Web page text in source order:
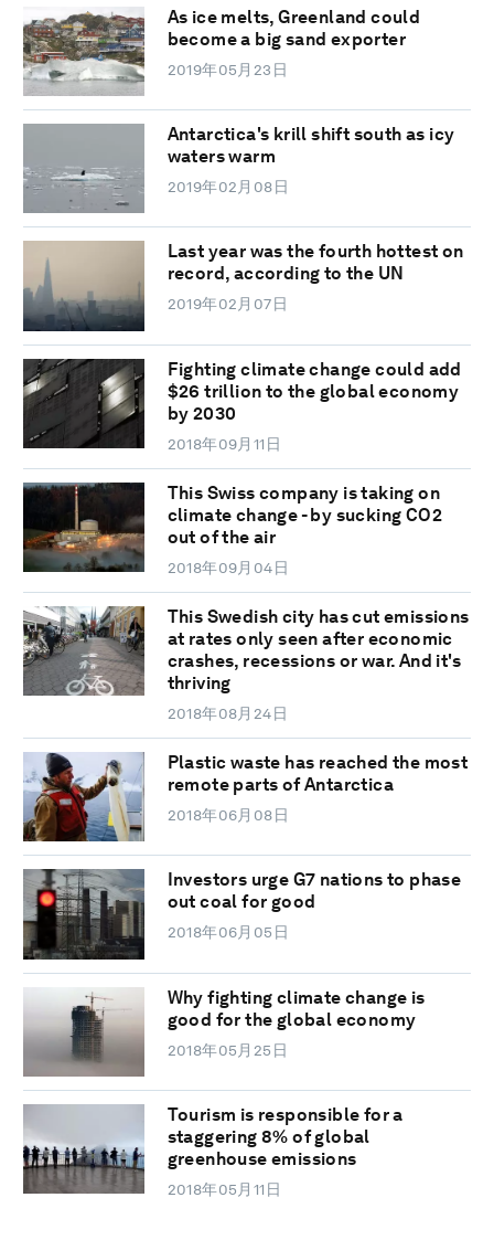
As ice melts, Greenland could
become a big sand exporter
2019年05月23日
Antarctica's krill shift south as icy
waters warm
2019年02月08日
Last year was the fourth hottest on
record, according to the UN
2019年02月07日
Fighting climate change could add
$26 trillion to the global economy
by 2030
2018年09月11日
This Swiss company is taking on
climate change - by sucking CO2
out of the air
2018年09月04日
This Swedish city has cut emissions
at rates only seen after economic
crashes, recessions or war. And it's
thriving
2018年08月24日
Plastic waste has reached the most
remote parts of Antarctica
2018年06月08日
Investors urge G7 nations to phase
out coal for good
2018年06月05日
Why fighting climate change is
good for the global economy
2018年05月25日
Tourism is responsible for a
staggering 8% of global
greenhouse emissions
2018年05月11日